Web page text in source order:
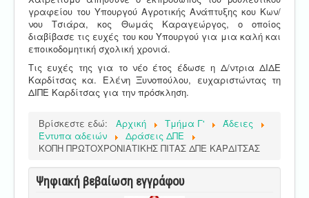
γραφείου του Υπουργού Αγροτικής Ανάπτυξης κου Κων/
νου Τσιάρα, κος Θωμάς Καραγεώργος, ο οποίος
διαβίβασε τις ευχές του κου Υπουργού για μια καλή και
εποικοδομητική σχολική χρονιά.
Τις ευχές της για το νέο έτος έδωσε η Δ/ντρια ΔΙΔΕ
Καρδίτσας κα. Ελένη Ξυνοπούλου, ευχαριστώντας τη
ΔΙΠΕ Καρδίτσας για την πρόσκληση.
Βρίσκεστε εδώ: Αρχική Τμήμα Γ'
Άδειες
Έντυπα αδειών
Δράσεις ΔΠΕ
ΚΟΠΗ ΠΡΩΤΟΧΡΟΝΙΑΤΙΚΗΣ ΠΙΤΑΣ ΔΠΕ ΚΑΡΔΙΤΣΑΣ
Ψηφιακή βεβαίωση εγγράφου